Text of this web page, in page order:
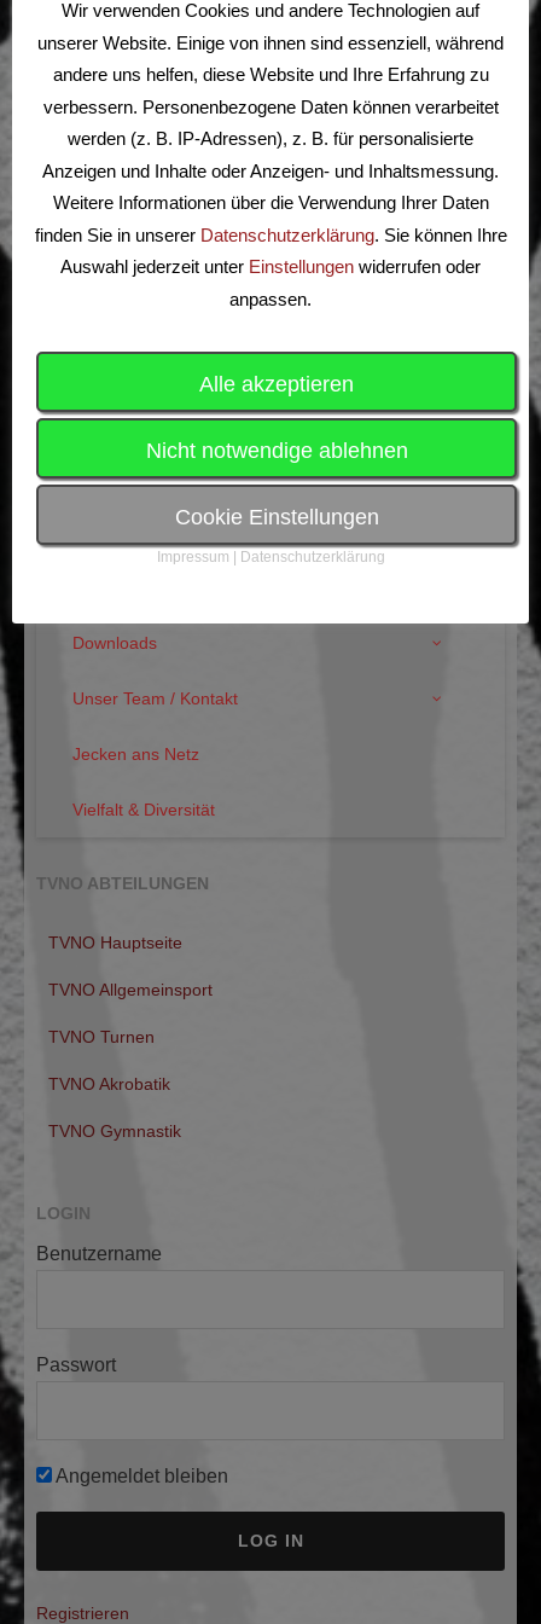
SG
Mühlengrund
28 - 27 Catch ‘em all
Alle Teams anzeigen
Suchen
Downloads
Unser Team / Kontakt
Jecken ans Netz
Vielfalt & Diversität
TVNO ABTEILUNGEN
TVNO Hauptseite
TVNO Allgemeinsport
TVNO Turnen
TVNO Akrobatik
TVNO Gymnastik
LOGIN
Benutzername
Passwort
Angemeldet bleiben
A
Registrieren
Wir verwenden Cookies und andere Technologien auf
unserer Website. Einige von ihnen sind essenziell, während
andere uns helfen, diese Website und Ihre Erfahrung zu
verbessern. Personenbezogene Daten können verarbeitet
werden (z. B. IP-Adressen), z. B. für personalisierte
Anzeigen und Inhalte oder Anzeigen- und Inhaltsmessung.
Weitere Informationen über die Verwendung Ihrer Daten
finden Sie in unserer Datenschutzerklärung. Sie können Ihre
Auswahl jederzeit unter Einstellungen widerrufen oder
anpassen.
Alle akzeptieren
Nicht notwendige ablehnen
Cookie Einstellungen
Impressum Datenschutzerklärung